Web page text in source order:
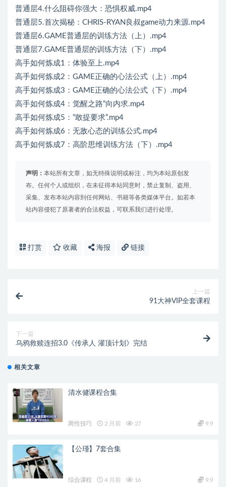
普通层4.什么阻碍你强大：恐惧权威.mp4
普通层5.首次揭秘：CHRIS-RYAN良叔game动力来源.mp4
普通层6.GAME普通层的训练方法（上）.mp4
普通层7.GAME普通层的训练方法（下）.mp4
高手如何炼成1：体验至上.mp4
高手如何炼成2：GAME正确的心法公式（上）.mp4
高手如何炼成3：GAME正确的心法公式（下）.mp4
高手如何炼成4：觉醒之路“向内求.mp4
高手如何炼成5：“敢提要求”.mp4
高手如何炼成6：无敌心态的训练公式.mp4
高手如何炼成7：高阶思维训练方法（下）.mp4
声明： 本站所有文章，如无特殊说明或标注，均为本站原创发
布。任何个人或组织，在未征得本站同意时，禁止复制、盗用、
采集、发布本站内容到任何网站、书籍等各类媒体平台。如若本
站内容侵犯了原著者的合法权益，可联系我们进行处理。
打赏 收藏 海报 链接
上一篇
91大神VIP全套课程
下一篇
乌鸦救赎连招3.0《传承人 灌顶计划》完结
相关文章
清水健课程合集
两性技巧 2 月前 27 9.9
【公瑾】7套合集
综合课程 4 月前 16 9.9